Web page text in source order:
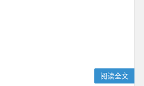
阅读全文